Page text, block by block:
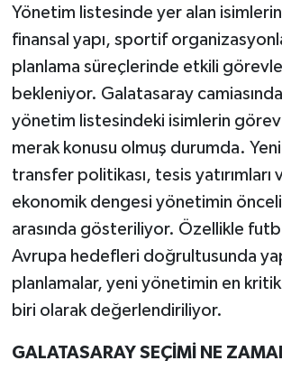
Yönetim listesinde yer alan
finansal yapı, sportif
planlama süreçlerinde etkili
bekleniyor. Galatasaray
yönetim listesindeki isimlerin görev
merak konusu olmuş durumda.
transfer politikası, tesis yatırımları
ekonomik dengesi yönetimin
arasında gösteriliyor. Özellikle
Avrupa hedefleri doğrultusunda
planlamalar, yeni yönetimin en kritik
biri olarak değerlendiriliyor.
GALATASARAY SEÇİMİ NE